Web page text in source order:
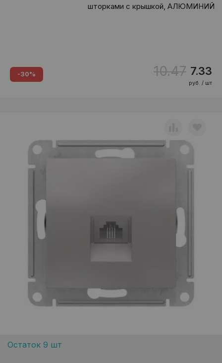
шторками с крышкой, АЛЮМИНИЙ
-30% 10.47 7.33
руб. / шт
Остаток 9 шт